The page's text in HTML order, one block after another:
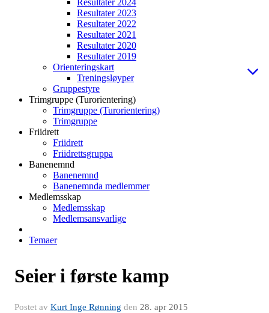
Resultater 2024
Resultater 2023
Resultater 2022
Resultater 2021
Resultater 2020
Resultater 2019
Orienteringskart
Treningsløyper
Gruppestyre
Trimgruppe (Turorientering)
Trimgruppe (Turorientering)
Trimgruppe
Friidrett
Friidrett
Friidrettsgruppa
Banenemnd
Banenemnd
Banenemnda medlemmer
Medlemsskap
Medlemsskap
Medlemsansvarlige
Temaer
Seier i første kamp
Postet av Kurt Inge Rønning den 28. apr 2015